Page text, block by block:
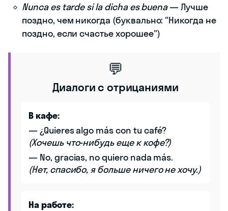
Nunca es tarde si la dicha es buena— Лучше
поздно, чем никогда (буквально: "Никогда не
поздно, если счастье хорошее")
💬
Диалоги с отрицаниями
В кафе:
— ¿Quieres algo más con tu café?
(Хочешь что-нибудь еще к кофе?)
— No, gracias, no quiero nada más.
(Нет, спасибо, я больше ничего не хочу.)
На работе: